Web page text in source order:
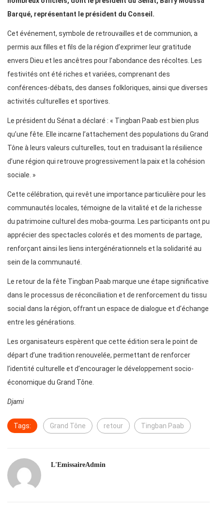
Barqué, représentant le président du Conseil.
Cet événement, symbole de retrouvailles et de communion, a
permis aux filles et fils de la région d’exprimer leur gratitude
envers Dieu et les ancêtres pour l’abondance des récoltes. Les
festivités ont été riches et variées, comprenant des
conférences-débats, des danses folkloriques, ainsi que diverses
activités culturelles et sportives.
Le président du Sénat a déclaré : « Tingban Paab est bien plus
qu’une fête. Elle incarne l’attachement des populations du Grand
Tône à leurs valeurs culturelles, tout en traduisant la résilience
d’une région qui retrouve progressivement la paix et la cohésion
sociale. »
Cette célébration, qui revêt une importance particulière pour les
communautés locales, témoigne de la vitalité et de la richesse
du patrimoine culturel des moba-gourma. Les participants ont pu
apprécier des spectacles colorés et des moments de partage,
renforçant ainsi les liens intergénérationnels et la solidarité au
sein de la communauté.
Le retour de la fête Tingban Paab marque une étape significative
dans le processus de réconciliation et de renforcement du tissu
social dans la région, offrant un espace de dialogue et d’échange
entre les générations.
Les organisateurs espèrent que cette édition sera le point de
départ d’une tradition renouvelée, permettant de renforcer
l’identité culturelle et d’encourager le développement socio-
économique du Grand Tône.
Djami
Tags: Grand Tône retour Tingban Paab
L'EmissaireAdmin